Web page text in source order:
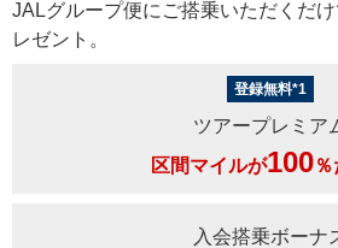
JALグループ便にご搭乗いただくだ
レゼント。
登録無料*1
ツアープレミア
区間マイルが100％
入会搭乗ボーナ